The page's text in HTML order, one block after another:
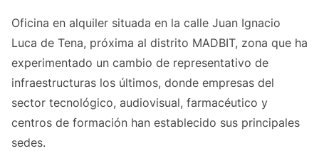
Oficina en alquiler situada en la calle Juan Ignacio
Luca de Tena, próxima al distrito MADBIT, zona que ha
experimentado un cambio de representativo de
infraestructuras los últimos, donde empresas del
sector tecnológico, audiovisual, farmacéutico y
centros de formación han establecido sus principales
sedes.